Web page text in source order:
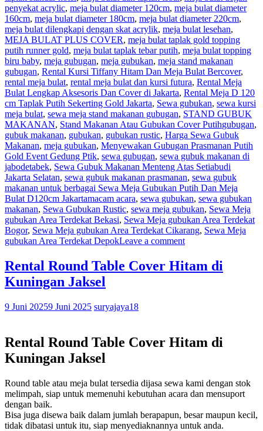
penyekat acrylic, meja bulat diameter 120cm, meja bulat diameter
160cm, meja bulat diameter 180cm, meja bulat diameter 220cm,
meja bulat dilengkapi dengan skat acrylik, meja bulat lesehan,
MEJA BULAT PLUS COVER, meja bulat taplak gold topping
putih runner gold, meja bulat taplak tebar putih, meja bulat topping
biru baby, meja gubugan, meja gubukan, meja stand makanan
gubugan, Rental Kursi Tiffany Hitam Dan Meja Bulat Bercover,
rental meja bulat, rental meja bulat dan kursi futura, Rental Meja
Bulat Lengkap Aksesoris Dan Cover di Jakarta, Rental Meja D 120
cm Taplak Putih Sekerting Gold Jakarta, Sewa gubukan, sewa kursi
meja bulat, sewa meja stand makanan gubugan, STAND GUBUK
MAKANAN, Stand Makanan Atau Gubukan Cover Putihgubugan,
gubuk makanan, gubukan, gubukan rustic, Harga Sewa Gubuk
Makanan, meja gubukan, Menyewakan Gubugan Prasmanan Putih
Gold Event Gedung Ptik, sewa gubugan, sewa gubuk makanan di
jabodetabek, Sewa Gubuk Makanan Menteng Atas Setiabudi
Jakarta Selatan, sewa gubuk makanan prasmanan, sewa gubuk
makanan untuk berbagai Sewa Meja Gubukan Putih Dan Meja
Bulat D120cm Jakartamacam acara, sewa gubukan, sewa gubukan
makanan, Sewa Gubukan Rustic, sewa meja gubukan, Sewa Meja
gubukan Area Terdekat Bekasi, Sewa Meja gubukan Area Terdekat
Bogor, Sewa Meja gubukan Area Terdekat Cikarang, Sewa Meja
gubukan Area Terdekat DepokLeave a comment
Rental Round Table Cover Hitam di
Kuningan Jaksel
9 Juni 20259 Juni 2025 suryajaya18
Rental Round Table Cover Hitam di
Kuningan Jaksel
Round table atau meja bulat tersedia dijasa sewa kami dengan stok
melimpah, siap untuk memenuhi kebutuhan acara dan mensuport
dengan baik.
Bisa juga disewa baik dalam jumlah berapapun, besar maupun kecil,
tidak dibatasi untuk itu, siap menyediaknannya untuk anda.